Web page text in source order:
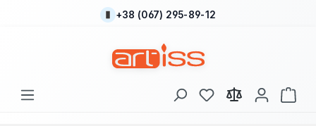
Перейти до основного вмісту
+38 (067) 295-89-12
У вас є 0 у списку